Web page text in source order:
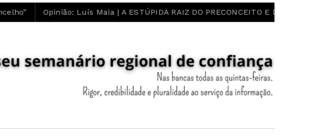
Opinião: Luís Maia | A ESTÚPIDA RAIZ DO PRECONCEITO E DO ESTEREÓTIPO!